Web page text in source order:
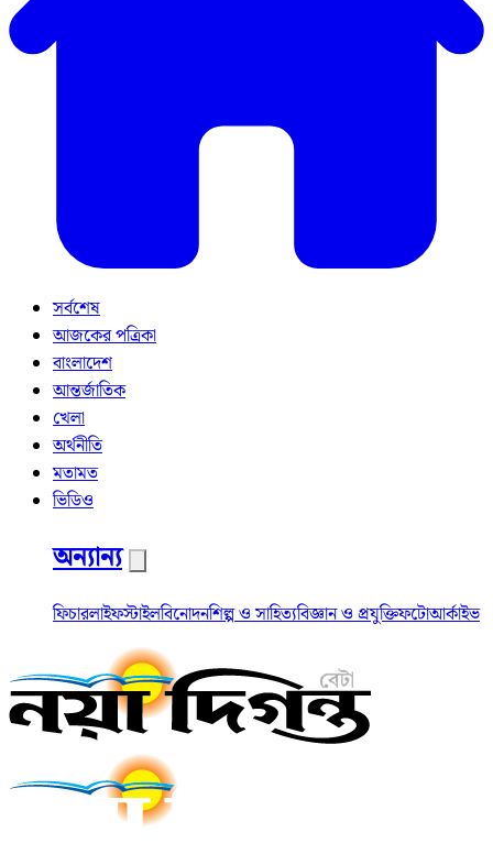
সর্বশেষ
আজকের পত্রিকা
বাংলাদেশ
আন্তর্জাতিক
খেলা
অর্থনীতি
মতামত
ভিডিও
অন্যান্য
ফিচারলাইফস্টাইলবিনোদনশিল্প ও সাহিত্যবিজ্ঞান ও প্রযুক্তিফটোআর্কাইভ